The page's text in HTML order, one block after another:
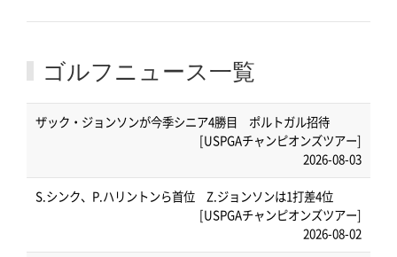
ゴルフニュース一覧
ザック・ジョンソンが今季シニア4勝目 ポルトガル招待
[USPGAチャンピオンズツアー]
2026-08-03
S.シンク、P.ハリントンら首位 Z.ジョンソンは1打差4位
[USPGAチャンピオンズツアー]
2026-08-02